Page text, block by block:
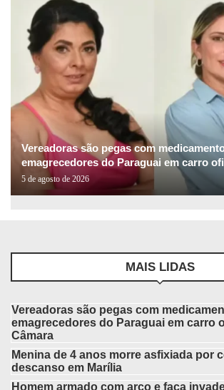
Vereadoras são pegas com
emagrecedores do Paraguai em carro
5 de agosto de 2026
MAIS LIDAS
Vereadoras são pegas com
emagrecedores do Paraguai em carro
Câmara
Menina de 4 anos morre asfixiada por
descanso em Marília
Homem armado com arco e faca